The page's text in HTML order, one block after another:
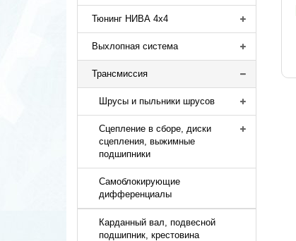
Тюнинг НИВА 4х4
Выхлопная система
Трансмиссия
Шрусы и пыльники шрусов
Сцепление в сборе, диски
сцепления, выжимные
подшипники
Самоблокирующие
дифференциалы
Карданный вал, подвесной
подшипник, крестовина